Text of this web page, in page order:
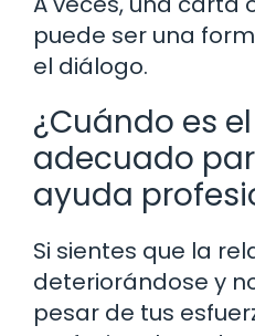
puede ser una
el diálogo.
¿Cuándo es
adecuado
ayuda
Si sientes que la
deteriorándose y
pesar de tus